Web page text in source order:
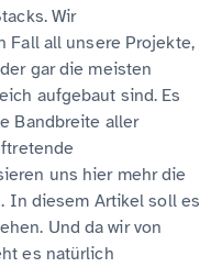
Wir
Fall all unsere Projekte,
gar die meisten
aufgebaut sind. Es
Bandbreite aller
uns hier mehr die
In diesem Artikel soll es
Und da wir von
es natürlich